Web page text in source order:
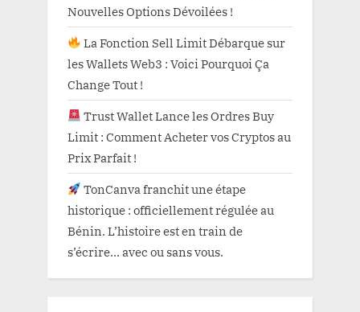
Nouvelles Options Dévoilées !
La Fonction Sell Limit Débarque sur
les Wallets Web3 : Voici Pourquoi Ça
Change Tout !
Trust Wallet Lance les Ordres Buy
Limit : Comment Acheter vos Cryptos au
Prix Parfait !
TonCanva franchit une étape
historique : officiellement régulée au
Bénin. L’histoire est en train de
s’écrire… avec ou sans vous.